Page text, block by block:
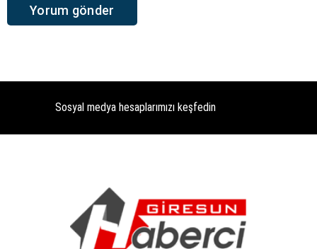
Sosyal medya hesaplarımızı keşfedin